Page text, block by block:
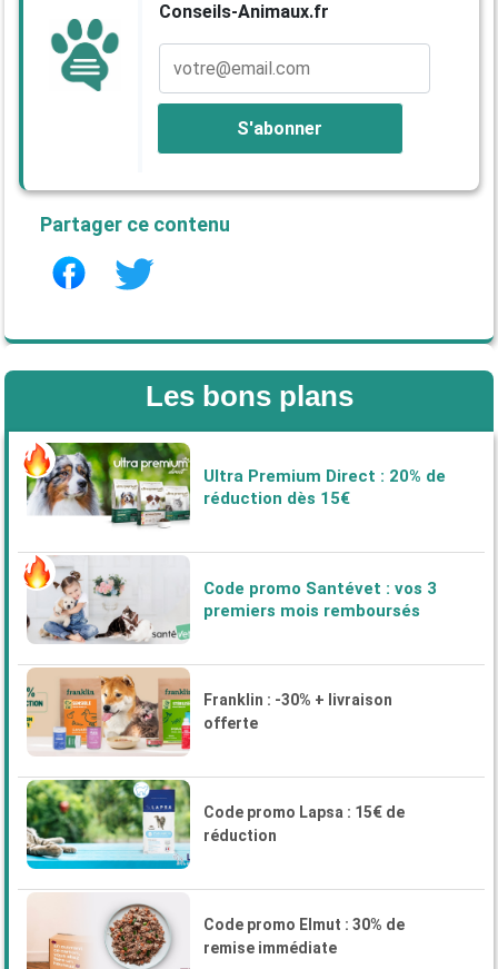
Conseils-Animaux.fr
Partager ce contenu
Les bons plans
Ultra Premium Direct : 20% de
réduction dès 15€
Code promo Santévet : vos 3
premiers mois remboursés
Franklin : -30% + livraison
offerte
Code promo Lapsa : 15€ de
réduction
Code promo Elmut : 30% de
remise immédiate